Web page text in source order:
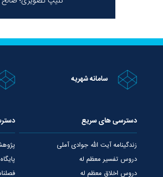
سامانه شهریه
دسترسی های سریع
زندگینامه آیت الله جوادی آملی
دروس تفسیر معظم له
دروس اخلاق معظم له